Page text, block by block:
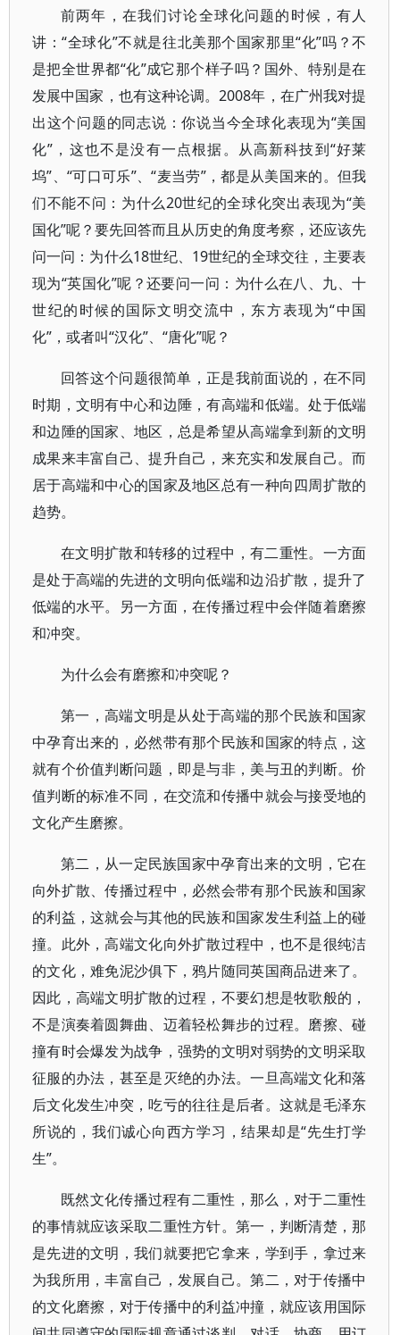
前两年，在我们讨论全球化问题的时候，有人
讲：“全球化”不就是往北美那个国家那里“化”吗？不
是把全世界都“化”成它那个样子吗？国外、特别是在
发展中国家，也有这种论调。2008年，在广州我对提
出这个问题的同志说：你说当今全球化表现为“美国
化”，这也不是没有一点根据。从高新科技到“好莱
坞”、“可口可乐”、“麦当劳”，都是从美国来的。但我
们不能不问：为什么20世纪的全球化突出表现为“美
国化”呢？要先回答而且从历史的角度考察，还应该先
问一问：为什么18世纪、19世纪的全球交往，主要表
现为“英国化”呢？还要问一问：为什么在八、九、十
世纪的时候的国际文明交流中，东方表现为“中国
化”，或者叫“汉化”、“唐化”呢？
回答这个问题很简单，正是我前面说的，在不同
时期，文明有中心和边陲，有高端和低端。处于低端
和边陲的国家、地区，总是希望从高端拿到新的文明
成果来丰富自己、提升自己，来充实和发展自己。而
居于高端和中心的国家及地区总有一种向四周扩散的
趋势。
在文明扩散和转移的过程中，有二重性。一方面
是处于高端的先进的文明向低端和边沿扩散，提升了
低端的水平。另一方面，在传播过程中会伴随着磨擦
和冲突。
为什么会有磨擦和冲突呢？
第一，高端文明是从处于高端的那个民族和国家
中孕育出来的，必然带有那个民族和国家的特点，这
就有个价值判断问题，即是与非，美与丑的判断。价
值判断的标准不同，在交流和传播中就会与接受地的
文化产生磨擦。
第二，从一定民族国家中孕育出来的文明，它在
向外扩散、传播过程中，必然会带有那个民族和国家
的利益，这就会与其他的民族和国家发生利益上的碰
撞。此外，高端文化向外扩散过程中，也不是很纯洁
的文化，难免泥沙俱下，鸦片随同英国商品进来了。
因此，高端文明扩散的过程，不要幻想是牧歌般的，
不是演奏着圆舞曲、迈着轻松舞步的过程。磨擦、碰
撞有时会爆发为战争，强势的文明对弱势的文明采取
征服的办法，甚至是灭绝的办法。一旦高端文化和落
后文化发生冲突，吃亏的往往是后者。这就是毛泽东
所说的，我们诚心向西方学习，结果却是“先生打学
生”。
既然文化传播过程有二重性，那么，对于二重性
的事情就应该采取二重性方针。第一，判断清楚，那
是先进的文明，我们就要把它拿来，学到手，拿过来
为我所用，丰富自己，发展自己。第二，对于传播中
的文化磨擦，对于传播中的利益冲撞，就应该用国际